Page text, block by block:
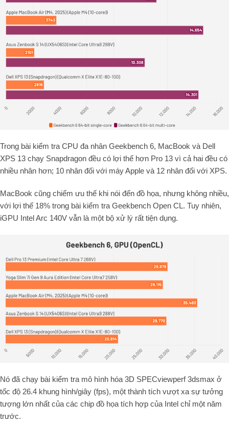
Trong bài kiểm tra CPU đa nhân Geekbench 6, MacBook và Dell
XPS 13 chạy Snapdragon đều có lợi thế hơn Pro 13 vì cả hai đều có
nhiều nhân hơn; 10 nhân đối với máy Apple và 12 nhân đối với XPS.
MacBook cũng chiếm ưu thế khi nói đến đồ họa, nhưng không nhiều,
với lợi thế 18% trong bài kiểm tra Geekbench Open CL. Tuy nhiên,
iGPU Intel Arc 140V vẫn là một bộ xử lý rất tiện dụng.
Nó đã chạy bài kiểm tra mô hình hóa 3D SPECviewperf 3dsmax ở
tốc độ 26.4 khung hình/giây (fps), một thành tích vượt xa sự tưởng
tượng lớn nhất của các chip đồ họa tích hợp của Intel chỉ một năm
trước.